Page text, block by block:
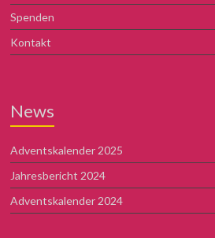
Spenden
Kontakt
News
Adventskalender 2025
Jahresbericht 2024
Adventskalender 2024